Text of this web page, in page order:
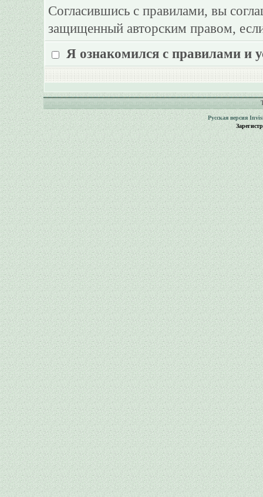
Согласившись с правилами, вы
защищенный авторским правом,
Я ознакомился с правилами и
Русская версия